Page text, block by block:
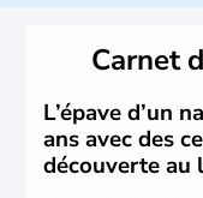
vrai essorCarnet
L’épave d’un
ans avec des
découverte au